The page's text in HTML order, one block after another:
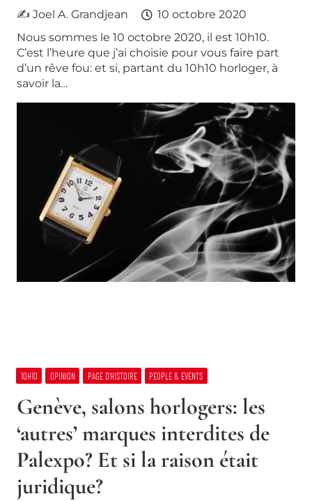
✍ Joel A. Grandjean
10 octobre 2020
Nous sommes le 10 octobre 2020, il est 10h10.
C’est l’heure que j’ai choisie pour vous faire part
d’un rêve fou: et si, partant du 10h10 horloger, à
savoir la…
10H10 OPINION PAGE D’HISTOIRE PEOPLE & EVENTS
Genève, salons horlogers: les
‘autres’ marques interdites de
Palexpo? Et si la raison était
juridique?